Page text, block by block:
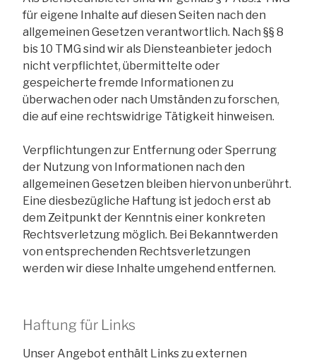
für eigene Inhalte auf diesen Seiten nach den
allgemeinen Gesetzen verantwortlich. Nach §§ 8
bis 10 TMG sind wir als Diensteanbieter jedoch
nicht verpflichtet, übermittelte oder
gespeicherte fremde Informationen zu
überwachen oder nach Umständen zu forschen,
die auf eine rechtswidrige Tätigkeit hinweisen.
Verpflichtungen zur Entfernung oder Sperrung
der Nutzung von Informationen nach den
allgemeinen Gesetzen bleiben hiervon unberührt.
Eine diesbezügliche Haftung ist jedoch erst ab
dem Zeitpunkt der Kenntnis einer konkreten
Rechtsverletzung möglich. Bei Bekanntwerden
von entsprechenden Rechtsverletzungen
werden wir diese Inhalte umgehend entfernen.
Haftung für Links
Unser Angebot enthält Links zu externen